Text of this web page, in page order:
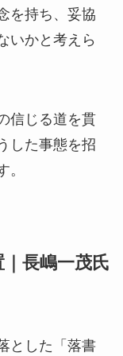
を持ち、妥協
いかと考えら
信じる道を貫
した事態を招
。
長嶋一茂氏
とした「落書